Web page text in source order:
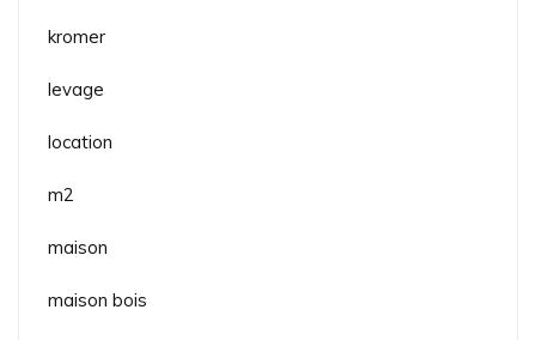
kromer
levage
location
m2
maison
maison bois